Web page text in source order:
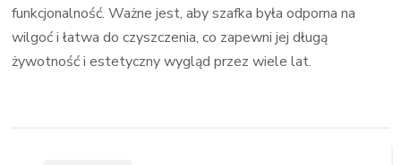
funkcjonalność. Ważne jest, aby szafka była odporna na
wilgoć i łatwa do czyszczenia, co zapewni jej długą
żywotność i estetyczny wygląd przez wiele lat.